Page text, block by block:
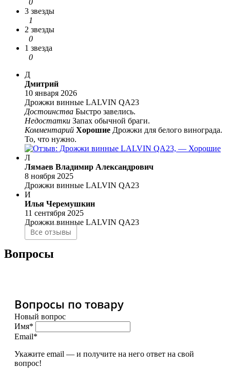
0
3 звезды
1
2 звезды
0
1 звезда
0
Д
Дмитрий
10 января 2026
Дрожжи винные LALVIN QA23
Достоинства Быстро завелись.
Недостатки Запах обычной браги.
Комментарий Хорошие Дрожжи для белого винограда.
То, что нужно.
Л
Лямаев Владимир Александрович
8 ноября 2025
Дрожжи винные LALVIN QA23
И
Илья Черемушкин
11 сентября 2025
Дрожжи винные LALVIN QA23
Все отзывы
Вопросы
Вопросы по товару
Новый вопрос
Имя*
Email*
Укажите email — и получите на него ответ на свой
вопрос!